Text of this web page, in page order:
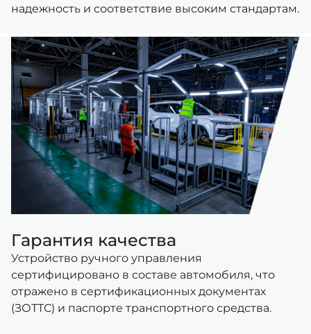
надежность и соответствие высоким стандартам.
Гарантия качества
Устройство ручного управления
сертифицировано в составе автомобиля, что
отражено в сертификационных документах
(ЗОТТС) и паспорте транспортного средства.